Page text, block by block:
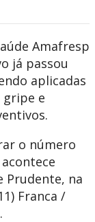
Amafresp
já passou
aplicadas
gripe e
o número
Prudente, na
Franca /